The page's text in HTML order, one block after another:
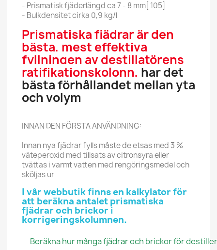
- Prismatisk fjäderlängd ca 7 - 8 mm[ 105]
- Bulkdensitet cirka 0,9 kg/l
Prismatiska fjädrar är den
bästa, mest effektiva
fyllningen av destillatörens
ratifikationskolonn, har det
bästa förhållandet mellan yta
och volym
INNAN DEN FÖRSTA ANVÄNDNING:
Innan nya fjädrar fylls måste de etsas med 3 %
väteperoxid med tillsats av citronsyra eller
tvättas i varmt vatten med rengöringsmedel och
sköljas ur
I vår webbutik finns en kalkylator för
att beräkna antalet prismatiska
fjädrar och brickor i
korrigeringskolumnen.
Beräkna hur många fjädrar och brickor för